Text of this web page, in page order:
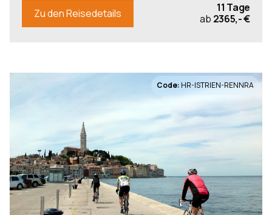
Zu den Reisedetails
11 Tage
ab 2365,- €
Code: HR-ISTRIEN-RENNRA